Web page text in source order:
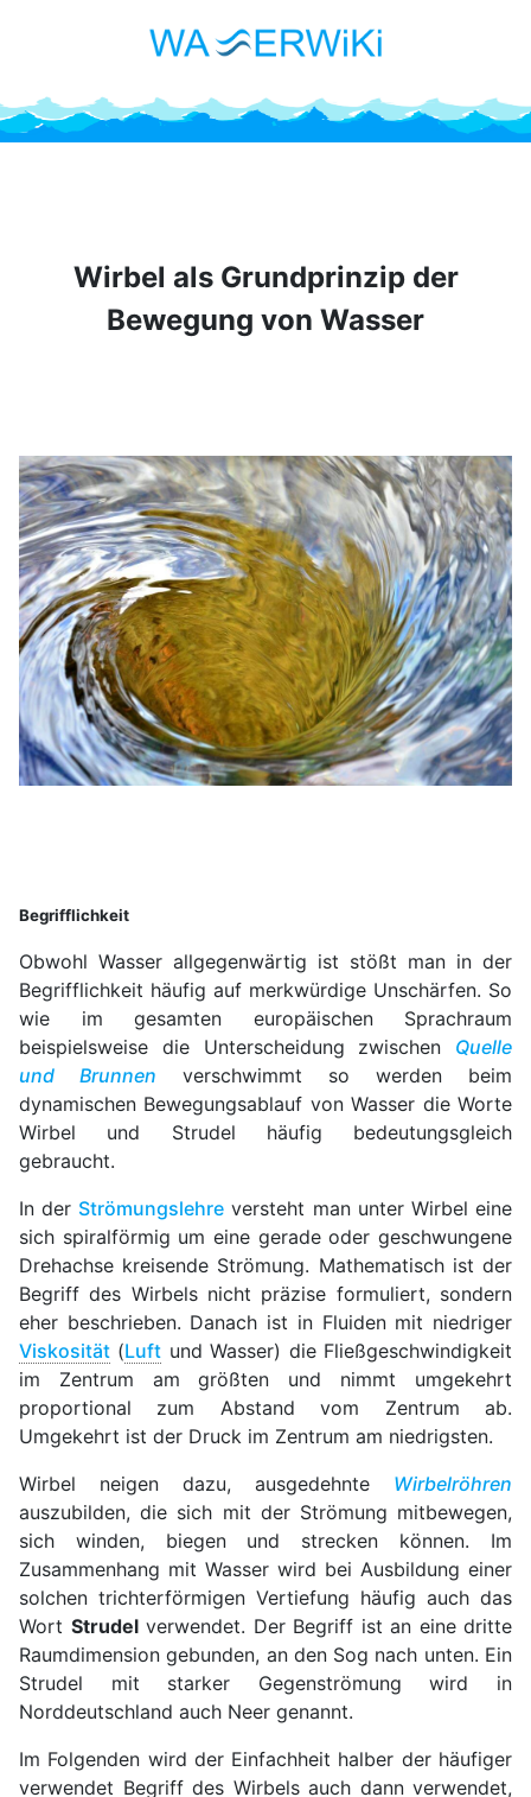
Wirbel als Grundprinzip der
Bewegung von Wasser
Begrifflichkeit
Obwohl Wasser allgegenwärtig ist stößt man in der
Begrifflichkeit häufig auf merkwürdige Unschärfen. So
wie im gesamten europäischen Sprachraum
beispielsweise die Unterscheidung zwischen Quelle
und Brunnen verschwimmt so werden beim
dynamischen Bewegungsablauf von Wasser die Worte
Wirbel und Strudel häufig bedeutungsgleich
gebraucht.
In der Strömungslehre versteht man unter Wirbel eine
sich spiralförmig um eine gerade oder geschwungene
Drehachse kreisende Strömung. Mathematisch ist der
Begriff des Wirbels nicht präzise formuliert, sondern
eher beschrieben. Danach ist in Fluiden mit niedriger
Viskosität (Luft und Wasser) die Fließgeschwindigkeit
im Zentrum am größten und nimmt umgekehrt
proportional zum Abstand vom Zentrum ab.
Umgekehrt ist der Druck im Zentrum am niedrigsten.
Wirbel neigen dazu, ausgedehnte Wirbelröhren
auszubilden, die sich mit der Strömung mitbewegen,
sich winden, biegen und strecken können. Im
Zusammenhang mit Wasser wird bei Ausbildung einer
solchen trichterförmigen Vertiefung häufig auch das
Wort Strudelverwendet. Der Begriff ist an eine dritte
Raumdimension gebunden, an den Sog nach unten. Ein
Strudel mit starker Gegenströmung wird in
Norddeutschland auch Neer genannt.
Im Folgenden wird der Einfachheit halber der häufiger
verwendet Begriff des Wirbels auch dann verwendet,